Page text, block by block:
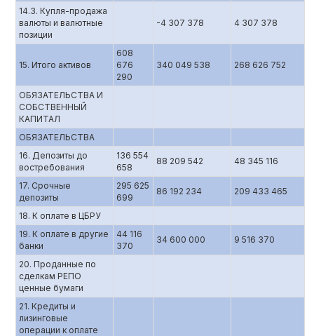
14.3. Купля-продажа
валюты и валютные
позиции
-4 307 378 4 307 378
15. Итого активов
608
676
290
340 049 538 268 626 752
ОБЯЗАТЕЛЬСТВА И
СОБСТВЕННЫЙ
КАПИТАЛ
ОБЯЗАТЕЛЬСТВА
16. Депозиты до
востребования
136 554
658
88 209 542 48 345 116
17. Срочные
депозиты
295 625
699
86 192 234 209 433 465
18. К оплате в ЦБРУ
19. К оплате в другие
банки
44 116
370
34 600 000 9 516 370
20. Проданные по
сделкам РЕПО
ценные бумаги
21. Кредиты и
лизинговые
операции к оплате